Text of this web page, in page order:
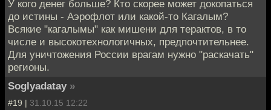
У кого денег больше? Кто скорее может докопаться
до истины - Аэрофлот или какой-то Кагалым?
Всякие "кагалымы" как мишени для терактов, в то
числе и высокотехнологичных, предпочтительнее.
Для уничтожения России врагам нужно "раскачать"
регионы.
Soglyadatay »
#19 | 31.10.15 12:22